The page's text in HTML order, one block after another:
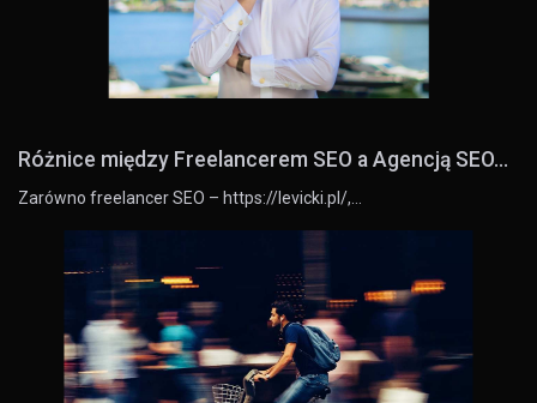
Różnice między Freelancerem SEO a Agencją SEO...
Zarówno freelancer SEO – https://levicki.pl/,…